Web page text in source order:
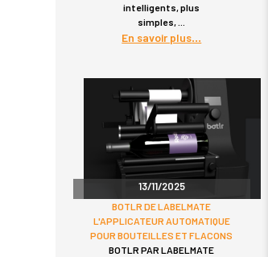
intelligents, plus
simples,
En savoir plus
13/11/2025
BOTLR DE LABELMATE
L'APPLICATEUR AUTOMATIQUE
POUR BOUTEILLES ET FLACONS
BOTLR PAR LABELMATE